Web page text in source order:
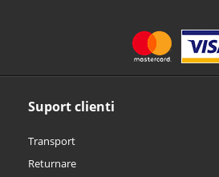
Suport clienti
Transport
Returnare